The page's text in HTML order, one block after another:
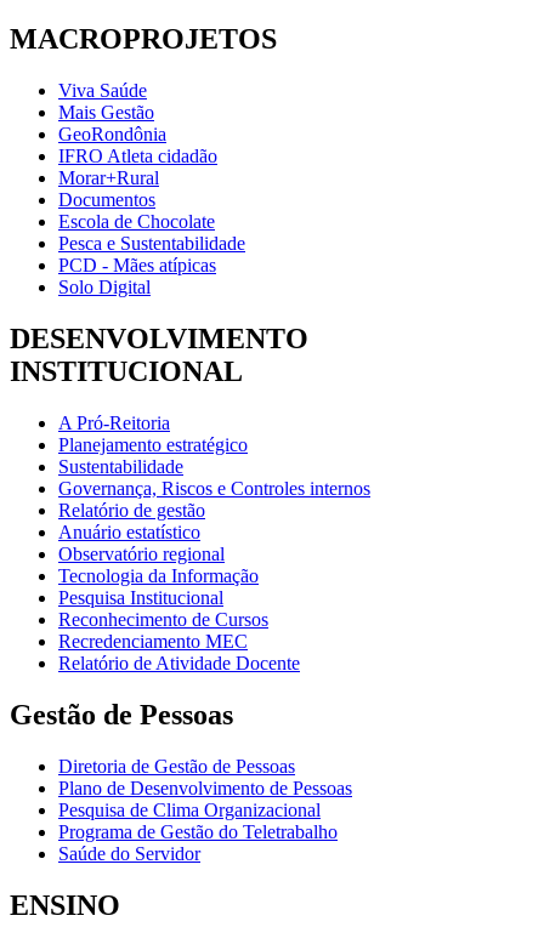
MACROPROJETOS
Viva Saúde
Mais Gestão
GeoRondônia
IFRO Atleta cidadão
Morar+Rural
Documentos
Escola de Chocolate
Pesca e Sustentabilidade
PCD - Mães atípicas
Solo Digital
DESENVOLVIMENTO
INSTITUCIONAL
A Pró-Reitoria
Planejamento estratégico
Sustentabilidade
Governança, Riscos e Controles internos
Relatório de gestão
Anuário estatístico
Observatório regional
Tecnologia da Informação
Pesquisa Institucional
Reconhecimento de Cursos
Recredenciamento MEC
Relatório de Atividade Docente
Gestão de Pessoas
Diretoria de Gestão de Pessoas
Plano de Desenvolvimento de Pessoas
Pesquisa de Clima Organizacional
Programa de Gestão do Teletrabalho
Saúde do Servidor
ENSINO